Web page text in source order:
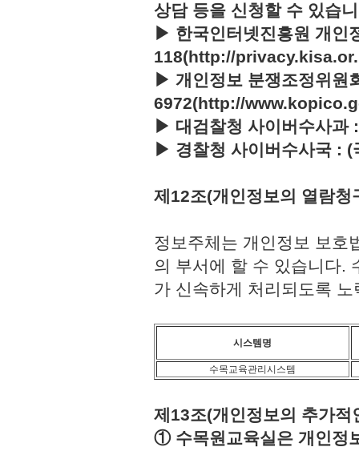
상담 등을 신청할 수 있습
▶ 한국인터넷진흥원 개인
118(http://
▶ 개인정보 분쟁조정위원
6972(http://
▶ 대검찰청 사이버수사
▶ 경찰청 사이버수사국 :
제12조(개인정보의 열람청
정보주체는 개인정보 보호
의 부서에 할 수 있습니다.
가 신속하게 처리되도록
시스템명
수목교육관리시스템
제13조(개인정보의 추가적
① 수목원교육실은 개인정